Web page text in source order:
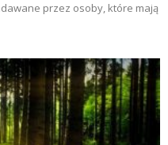
przez osoby, które mają